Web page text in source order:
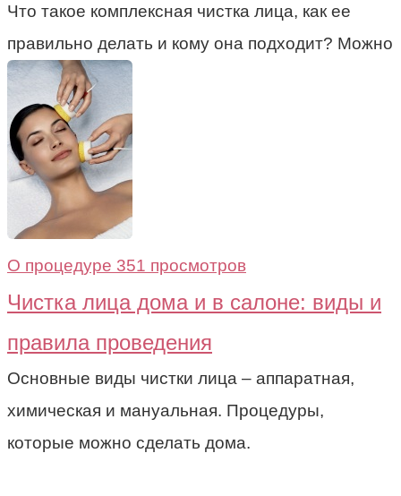
Что такое комплексная чистка лица, как ее
правильно делать и кому она подходит? Можно
О процедуре 351 просмотров
Чистка лица дома и в салоне: виды и
правила проведения
Основные виды чистки лица – аппаратная,
химическая и мануальная. Процедуры,
которые можно сделать дома.